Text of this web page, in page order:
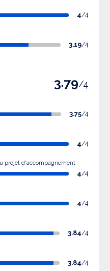
4/4
3.19/4
3.79/4
3.75/4
4/4
projet d'accompagnement
4/4
4/4
3.84/4
3.84/4